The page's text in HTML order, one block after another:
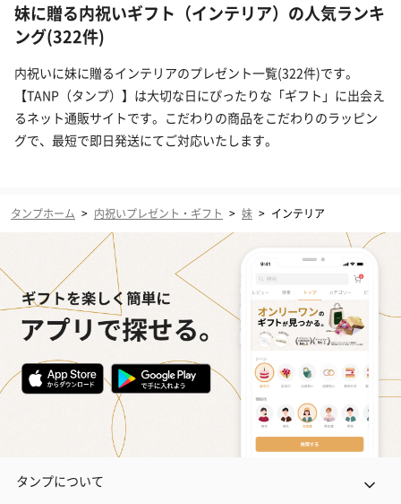
妹に贈る内祝いギフト（インテリア）の人気ランキ
ング(322件)
内祝いに妹に贈るインテリアのプレゼント一覧(322件)です。
【TANP（タンプ）】は大切な日にぴったりな「ギフト」に出会え
るネット通販サイトです。こだわりの商品をこだわりのラッピン
グで、最短で即日発送にてご対応いたします。
タンプホーム > 内祝いプレゼント・ギフト > 妹 > インテリア
タンプについて